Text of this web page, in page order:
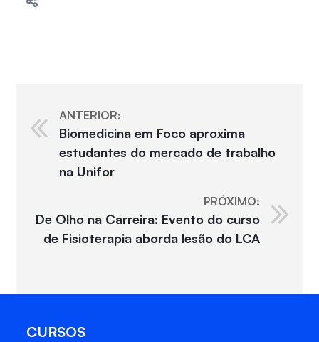
ANTERIOR:
Biomedicina em Foco aproxima
estudantes do mercado de trabalho
na Unifor
PRÓXIMO:
De Olho na Carreira: Evento do curso
de Fisioterapia aborda lesão do LCA
CURSOS